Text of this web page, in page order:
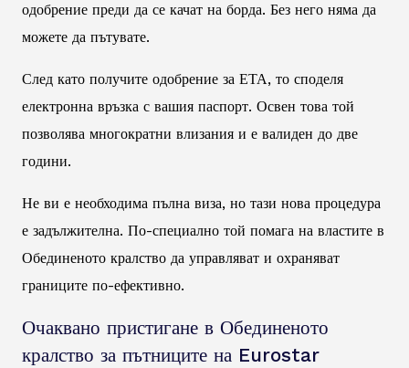
одобрение преди да се качат на борда. Без него няма да
можете да пътувате.
След като получите одобрение за ЕТА, то споделя
електронна връзка с вашия паспорт. Освен това той
позволява многократни влизания и е валиден до две
години.
Не ви е необходима пълна виза, но тази нова процедура
е задължителна. По-специално той помага на властите в
Обединеното кралство да управляват и охраняват
границите по-ефективно.
Очаквано пристигане в Обединеното
кралство за пътниците на Eurostar